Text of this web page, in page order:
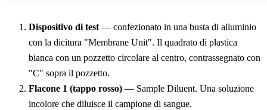
Dispositivo di test — confezionato in una busta di alluminio
con la dicitura "Membrane Unit". Il quadrato di plastica
bianca con un pozzetto circolare al centro, contrassegnato con
"C" sopra il pozzetto.
Flacone 1 (tappo rosso) — Sample Diluent. Una soluzione
incolore che diluisce il campione di sangue.